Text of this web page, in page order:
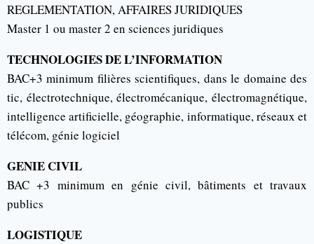
REGLEMENTATION, AFFAIRES JURIDIQUES
Master 1 ou master 2 en sciences juridiques
TECHNOLOGIES DE L’INFORMATION
BAC+3 minimum filières scientifiques, dans le domaine des
tic, électrotechnique, électromécanique, électromagnétique,
intelligence artificielle, géographie, informatique, réseaux et
télécom, génie logiciel
GENIE CIVIL
BAC +3 minimum en génie civil, bâtiments et travaux
publics
LOGISTIQUE